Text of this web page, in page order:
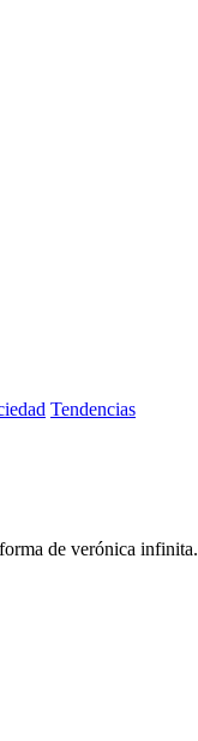
Tendencias
de verónica infinita.